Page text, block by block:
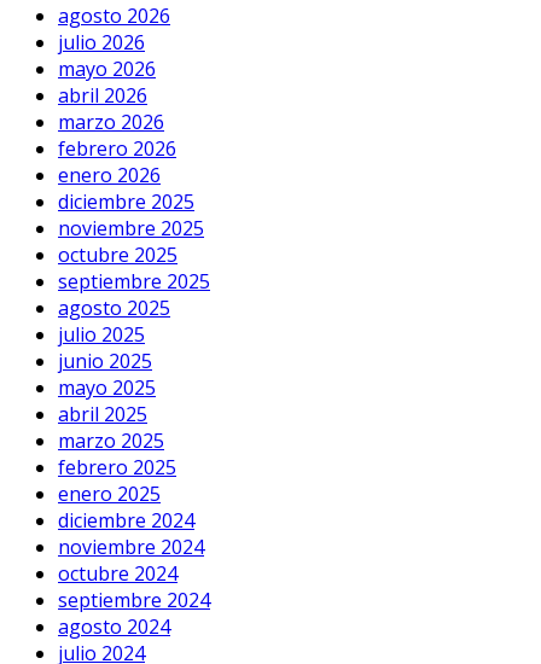
agosto 2026
julio 2026
mayo 2026
abril 2026
marzo 2026
febrero 2026
enero 2026
diciembre 2025
noviembre 2025
octubre 2025
septiembre 2025
agosto 2025
julio 2025
junio 2025
mayo 2025
abril 2025
marzo 2025
febrero 2025
enero 2025
diciembre 2024
noviembre 2024
octubre 2024
septiembre 2024
agosto 2024
julio 2024